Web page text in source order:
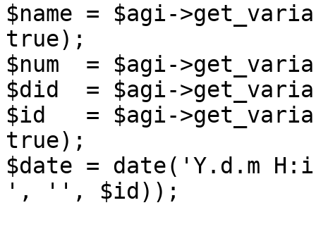
$name = $agi-
true);
$num  = $agi-
$did  = $agi-
$id   = $agi-
true);
$date = date('Y.d.m
', '', $id));